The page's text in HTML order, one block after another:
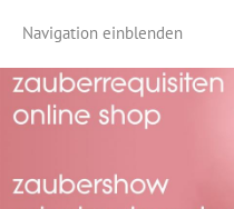
Navigation einblenden